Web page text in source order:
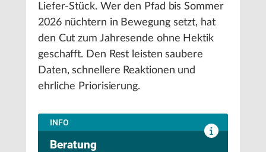
Liefer-Stück. Wer den Pfad bis Sommer
2026 nüchtern in Bewegung setzt, hat
den Cut zum Jahresende ohne Hektik
geschafft. Den Rest leisten saubere
Daten, schnellere Reaktionen und
ehrliche Priorisierung.
INFO
Beratung